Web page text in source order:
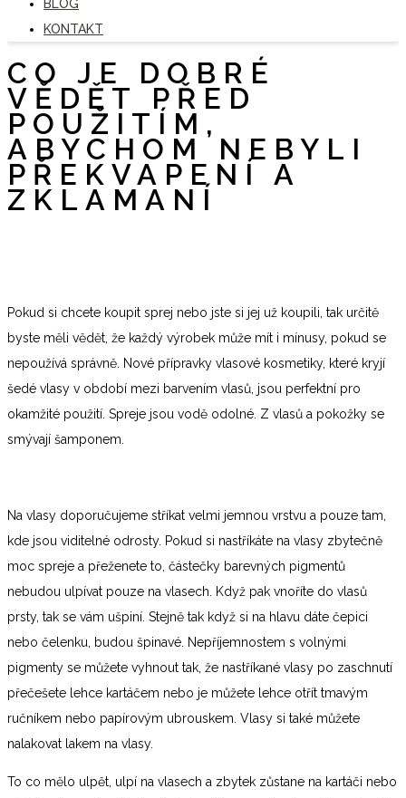
BLOG
KONTAKT
CO JE DOBRÉ
VĚDĚT PŘED
POUŽITÍM,
ABYCHOM NEBYLI
PŘEKVAPENÍ A
ZKLAMANÍ
Pokud si chcete koupit sprej nebo jste si jej už koupili, tak určitě
byste měli vědět, že každý výrobek může mít i mínusy, pokud se
nepoužívá správně. Nové přípravky vlasové kosmetiky, které kryjí
šedé vlasy v období mezi barvením vlasů, jsou perfektní pro
okamžité použití. Spreje jsou vodě odolné. Z vlasů a pokožky se
smývají šamponem.
Na vlasy doporučujeme stříkat velmi jemnou vrstvu a pouze tam,
kde jsou viditelné odrosty. Pokud si nastříkáte na vlasy zbytečně
moc spreje a přeženete to, částečky barevných pigmentů
nebudou ulpívat pouze na vlasech. Když pak vnoříte do vlasů
prsty, tak se vám ušpiní. Stejně tak když si na hlavu dáte čepici
nebo čelenku, budou špinavé. Nepříjemnostem s volnými
pigmenty se můžete vyhnout tak, že nastříkané vlasy po zaschnutí
přečešete lehce kartáčem nebo je můžete lehce otřít tmavým
ručníkem nebo papírovým ubrouskem. Vlasy si také můžete
nalakovat lakem na vlasy.
To co mělo ulpět, ulpí na vlasech a zbytek zůstane na kartáči nebo